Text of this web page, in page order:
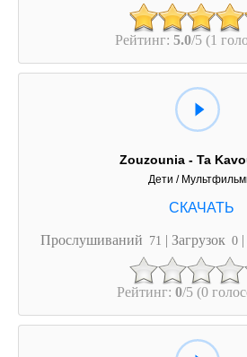
Рейтинг: 5.0/5 (1
Zouzounia - Ta
Дети /
Прослушиваний 71 | Загрузок 0
Рейтинг: 0/5 (0